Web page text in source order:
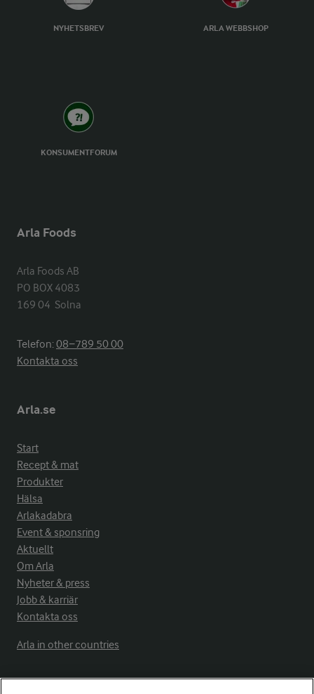
NYHETSBREV ARLA WEBBSHOP
KONSUMENTFORUM
Arla Foods
Arla Foods AB
PO BOX 4083
169 04  Solna
Telefon:08−789 50 00
Kontakta oss
Arla.se
Start
Recept & mat
Produkter
Hälsa
Arlakadabra
Event & sponsring
Aktuellt
Om Arla
Nyheter & press
Jobb & karriär
Kontakta oss
Arla in other countries